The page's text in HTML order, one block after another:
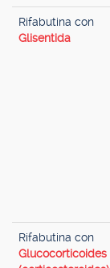
Rifabutina con
Glisentida
Rifabutina con
Glucocorticoides